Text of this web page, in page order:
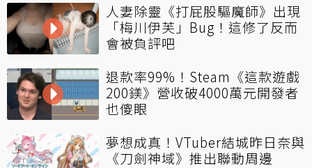
人妻除靈《打屁股驅魔師》出現
「梅川伊芙」Bug！這修了反而
會被負評吧
退款率99%！Steam《這款遊戲
200鎂》營收破4000萬元開發者
也傻眼
夢想成真！VTuber結城昨日奈與
《刀劍神域》推出聯動周邊